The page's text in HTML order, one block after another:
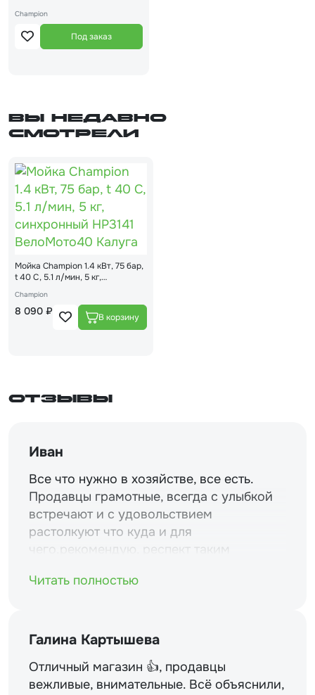
Champion
Под заказ
Вы недавно
смотрели
Мойка Champion 1.4 кВт, 75 бар,
t 40 С, 5.1 л/мин, 5 кг,
Champion
8 090 ₽
Отзывы
Иван
Все что нужно в хозяйстве, все есть.
Продавцы грамотные, всегда с улыбкой
встречают и с удовольствием
растолкуют что куда и для
чего.рекомендую. респект таким
Читать полностью
Галина Картышева
Отличный магазин 👍, продавцы
вежливые, внимательные. Всё объяснили,